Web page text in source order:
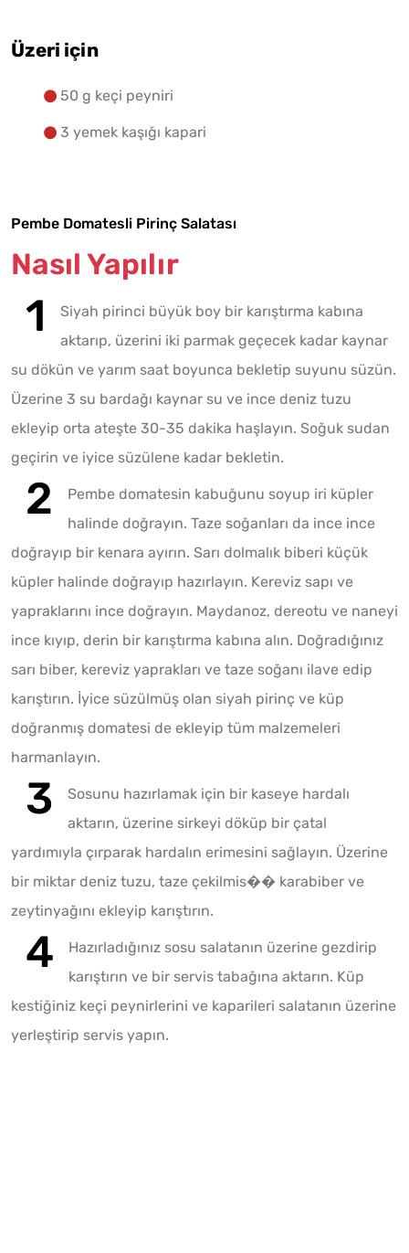
Üzeri için
50 g keçi peyniri
3 yemek kaşığı kapari
Pembe Domatesli Pirinç Salatası
Nasıl Yapılır
Siyah pirinci büyük boy bir karıştırma kabına
aktarıp, üzerini iki parmak geçecek kadar kaynar
su dökün ve yarım saat boyunca bekletip suyunu süzün.
Üzerine 3 su bardağı kaynar su ve ince deniz tuzu
ekleyip orta ateşte 30-35 dakika haşlayın. Soğuk sudan
geçirin ve iyice süzülene kadar bekletin.
Pembe domatesin kabuğunu soyup iri küpler
halinde doğrayın. Taze soğanları da ince ince
doğrayıp bir kenara ayırın. Sarı dolmalık biberi küçük
küpler halinde doğrayıp hazırlayın. Kereviz sapı ve
yapraklarını ince doğrayın. Maydanoz, dereotu ve naneyi
ince kıyıp, derin bir karıştırma kabına alın. Doğradığınız
sarı biber, kereviz yaprakları ve taze soğanı ilave edip
karıştırın. İyice süzülmüş olan siyah pirinç ve küp
doğranmış domatesi de ekleyip tüm malzemeleri
harmanlayın.
Sosunu hazırlamak için bir kaseye hardalı
aktarın, üzerine sirkeyi döküp bir çatal
yardımıyla çırparak hardalın erimesini sağlayın. Üzerine
bir miktar deniz tuzu, taze çekilmis�� karabiber ve
zeytinyağını ekleyip karıştırın.
Hazırladığınız sosu salatanın üzerine gezdirip
karıştırın ve bir servis tabağına aktarın. Küp
kestiğiniz keçi peynirlerini ve kaparileri salatanın üzerine
yerleştirip servis yapın.